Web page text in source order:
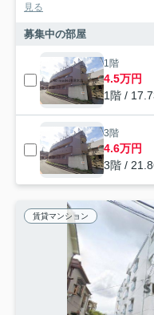
見る
募集中の部屋
1階
4.5万円
1階 /
3階
4.6万円
3階 /
賃貸マンション